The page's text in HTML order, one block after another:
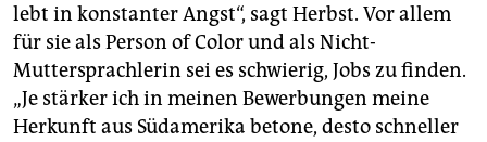
lebt in konstanter Angst“, sagt Herbst. Vor allem
für sie als Person of Color und als Nicht-
Muttersprachlerin sei es schwierig, Jobs zu finden.
„Je stärker ich in meinen Bewerbungen meine
Herkunft aus Südamerika betone, desto schneller